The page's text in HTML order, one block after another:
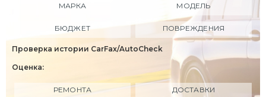
МАРКА МОДЕЛЬ
БЮДЖЕТ ПОВРЕЖДЕНИЯ
Проверка истории CarFax/AutoCheck
Оценка:
РЕМОНТА ДОСТАВКИ